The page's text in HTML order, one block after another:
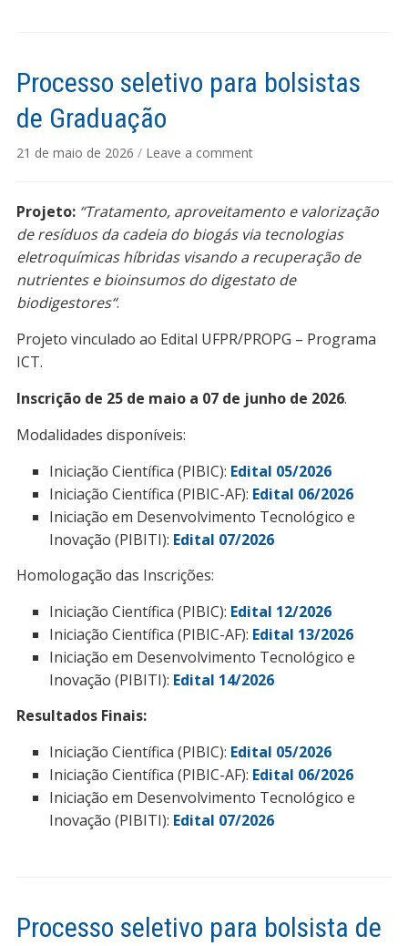
Processo seletivo para bolsistas
de Graduação
21 de maio de 2026 / Leave a comment
Projeto: “Tratamento, aproveitamento e valorização
de resíduos da cadeia do biogás via tecnologias
eletroquímicas híbridas visando a recuperação de
nutrientes e bioinsumos do digestato de
biodigestores“.
Projeto vinculado ao Edital UFPR/PROPG – Programa
ICT.
Inscrição de 25 de maio a 07 de junho de 2026.
Modalidades disponíveis:
Iniciação Científica (PIBIC): Edital 05/2026
Iniciação Científica (PIBIC-AF): Edital 06/2026
Iniciação em Desenvolvimento Tecnológico e
Inovação (PIBITI): Edital 07/2026
Homologação das Inscrições:
Iniciação Científica (PIBIC): Edital 12/2026
Iniciação Científica (PIBIC-AF): Edital 13/2026
Iniciação em Desenvolvimento Tecnológico e
Inovação (PIBITI): Edital 14/2026
Resultados Finais:
Iniciação Científica (PIBIC): Edital 05/2026
Iniciação Científica (PIBIC-AF): Edital 06/2026
Iniciação em Desenvolvimento Tecnológico e
Inovação (PIBITI): Edital 07/2026
Processo seletivo para bolsista de